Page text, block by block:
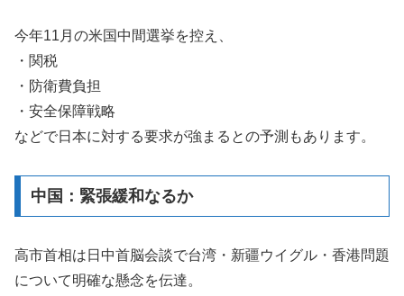
今年11月の米国中間選挙を控え、
・関税
・防衛費負担
・安全保障戦略
などで日本に対する要求が強まるとの予測もあります。
中国：緊張緩和なるか
高市首相は日中首脳会談で台湾・新疆ウイグル・香港問題
について明確な懸念を伝達。